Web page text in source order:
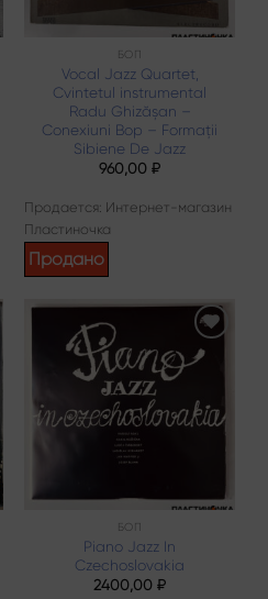
БОП
Vocal Jazz Quartet,
Cvintetul instrumental
Radu Ghizășan –
Conexiuni Bop – Formații
Sibiene De Jazz
960,00₽
Продается: Интернет-магазин
Пластиночка
Продано
Add to
wishlist
БОП
Piano Jazz In
Czechoslovakia
2400,00₽